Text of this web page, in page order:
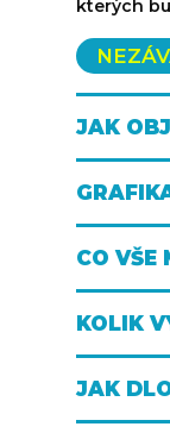
kterých
JAK
CO VŠE
KOLIK
JAK